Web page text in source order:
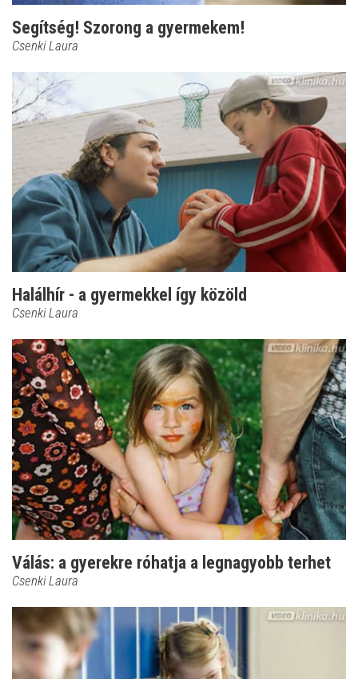
Segítség! Szorong a gyermekem!
Csenki Laura
Halálhír - a gyermekkel így közöld
Csenki Laura
Válás: a gyerekre róhatja a legnagyobb terhet
Csenki Laura